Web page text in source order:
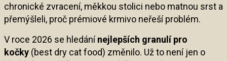
chronické zvracení, měkkou stolici nebo matnou srst a
přemýšleli, proč prémiové krmivo neřeší problém.
V roce 2026 se hledánínejlepších granulí pro
kočky(best dry cat food) změnilo. Už to není jen o